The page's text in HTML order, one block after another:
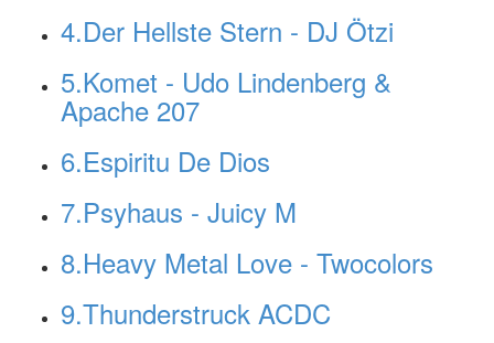
4.Der Hellste Stern - DJ Ötzi
5.Komet - Udo Lindenberg &
Apache 207
6.Espiritu De Dios
7.Psyhaus - Juicy M
8.Heavy Metal Love - Twocolors
9.Thunderstruck ACDC